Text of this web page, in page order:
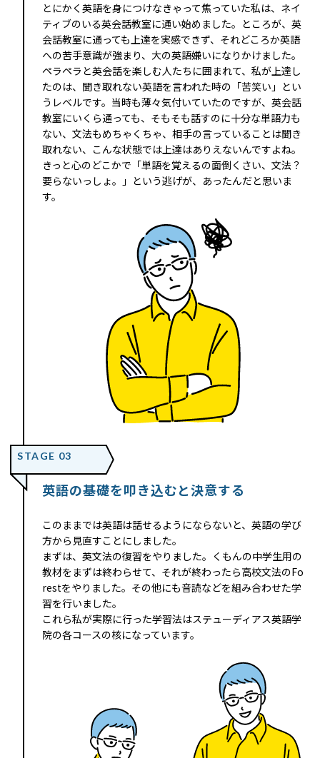
とにかく英語を身につけなきゃって焦っていた私は、ネイ
ティブのいる英会話教室に通い始めました。ところが、英
会話教室に通っても上達を実感できず、それどころか英語
への苦手意識が強まり、大の英語嫌いになりかけました。
ペラペラと英会話を楽しむ人たちに囲まれて、私が上達し
たのは、聞き取れない英語を言われた時の「苦笑い」とい
うレベルです。当時も薄々気付いていたのですが、英会話
教室にいくら通っても、そもそも話すのに十分な単語力も
ない、文法もめちゃくちゃ、相手の言っていることは聞き
取れない、こんな状態では上達はありえないんですよね。
きっと心のどこかで「単語を覚えるの面倒くさい、文法？
要らないっしょ。」という逃げが、あったんだと思いま
す。
STAGE 03
英語の基礎を叩き込むと決意する
このままでは英語は話せるようにならないと、英語の学び
方から見直すことにしました。
まずは、英文法の復習をやりました。くもんの中学生用の
教材をまずは終わらせて、それが終わったら高校文法のFo
restをやりました。その他にも音読などを組み合わせた学
習を行いました。
これら私が実際に行った学習法はステューディアス英語学
院の各コースの核になっています。